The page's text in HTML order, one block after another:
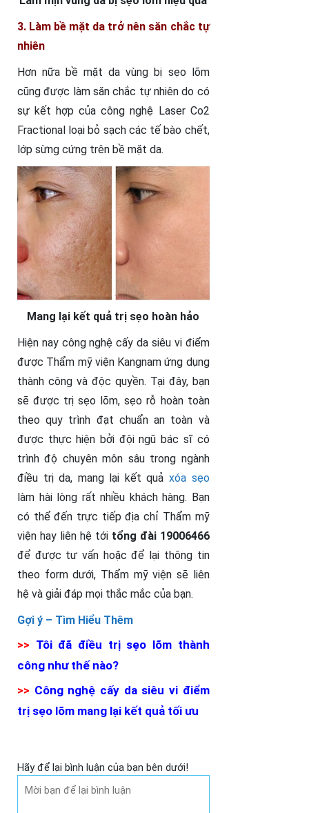
3. Làm bề mặt da trở nên săn chắc tự
nhiên
Hơn nữa bề mặt da vùng bị sẹo lõm
cũng được làm săn chắc tự nhiên do có
sự kết hợp của công nghệ Laser Co2
Fractional loại bỏ sạch các tế bào chết,
lớp sừng cứng trên bề mặt da.
Mang lại kết quả trị sẹo hoàn hảo
Hiện nay công nghệ cấy da siêu vi điểm
được Thẩm mỹ viện Kangnam ứng dụng
thành công và độc quyền. Tại đây, bạn
sẽ được trị sẹo lõm, sẹo rỗ hoàn toàn
theo quy trình đạt chuẩn an toàn và
được thực hiện bởi đội ngũ bác sĩ có
trình độ chuyên môn sâu trong ngành
điều trị da, mang lại kết quảxóa sẹo
làm hài lòng rất nhiều khách hàng. Bạn
có thể đến trực tiếp địa chỉ Thẩm mỹ
viện hay liên hệ tới tổng đài 19006466
để được tư vấn hoặc để lại thông tin
theo form dưới, Thẩm mỹ viện sẽ liên
hệ và giải đáp mọi thắc mắc của bạn.
Gợi ý – Tìm Hiểu Thêm
>> Tôi đã điều trị sẹo lõm thành
công như thế nào?
>> Công nghệ cấy da siêu vi điểm
trị sẹo lõm mang lại kết quả tối ưu
Hãy để lại bình luận của bạn bên dưới!